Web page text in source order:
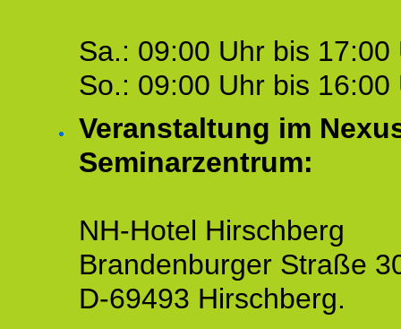
Sa.: 09:00 Uhr bis 17:00
So.: 09:00 Uhr bis 16:00
Veranstaltung im
Seminarzentrum:
NH-Hotel Hirschberg
Brandenburger Straße
D-69493 Hirschberg.